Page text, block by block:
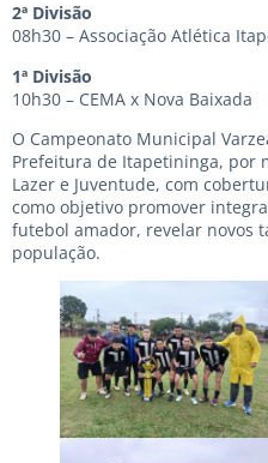
2ª Divisão
08h30 – Associação Atlética
1ª Divisão
10h30 – CEMA x Nova Baixada
O Campeonato Municipal
Prefeitura de Itapetininga, por
Lazer e Juventude, com
como objetivo promover
futebol amador, revelar novos
população.